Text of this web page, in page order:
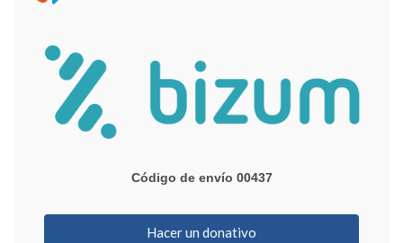
Código de envío 00437
Hacer un donativo